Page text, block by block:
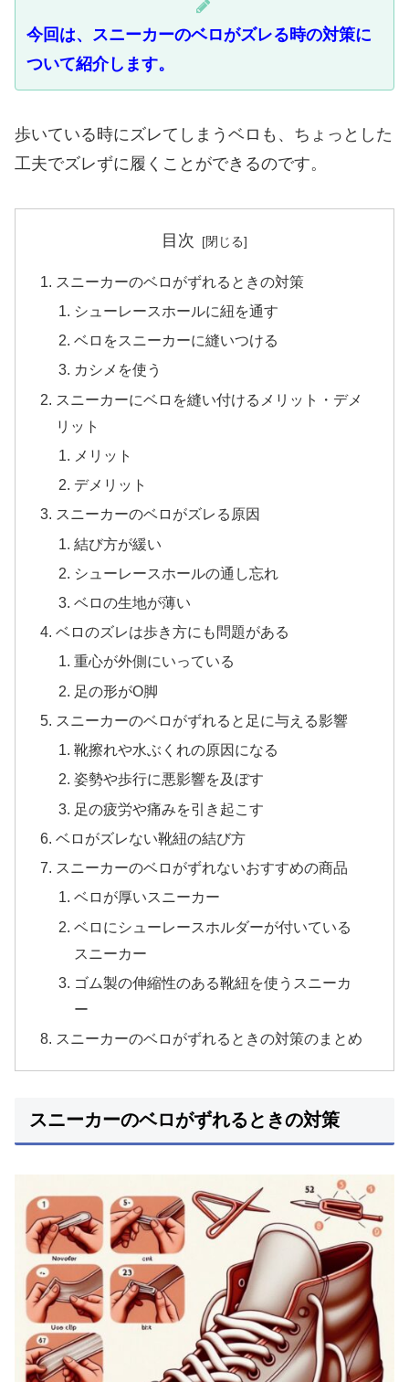
今回は、スニーカーのベロがズレる時の対策に
ついて紹介します。
歩いている時にズレてしまうベロも、ちょっとした
工夫でズレずに履くことができるのです。
目次
スニーカーのベロがずれるときの対策
シューレースホールに紐を通す
ベロをスニーカーに縫いつける
カシメを使う
スニーカーにベロを縫い付けるメリット・デメ
リット
メリット
デメリット
スニーカーのベロがズレる原因
結び方が緩い
シューレースホールの通し忘れ
ベロの生地が薄い
ベロのズレは歩き方にも問題がある
重心が外側にいっている
足の形がO脚
スニーカーのベロがずれると足に与える影響
靴擦れや水ぶくれの原因になる
姿勢や歩行に悪影響を及ぼす
足の疲労や痛みを引き起こす
ベロがズレない靴紐の結び方
スニーカーのベロがずれないおすすめの商品
ベロが厚いスニーカー
ベロにシューレースホルダーが付いている
スニーカー
ゴム製の伸縮性のある靴紐を使うスニーカ
ー
スニーカーのベロがずれるときの対策のまとめ
スニーカーのベロがずれるときの対策